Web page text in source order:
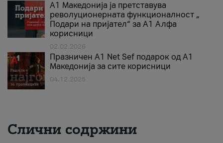
А1 Македонија ја претставува
револуционерната функционалност „
Подари на пријател“ за А1 Алфа
корисници
02.02.2026
Празничен A1 Net Sеf подарок од А1
Македонија за сите корисници
04.12.2025
Слични содржини